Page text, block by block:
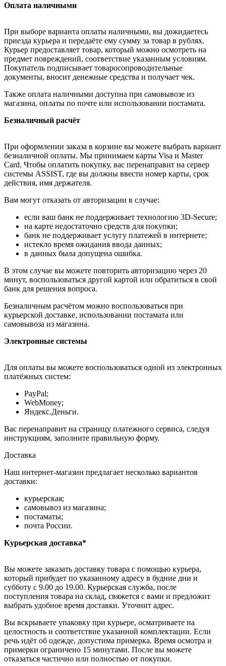
Оплата наличными
При выборе варианта оплаты наличными, вы дожидаетесь
приезда курьера и передаёте ему сумму за товар в рублях.
Курьер предоставляет товар, который можно осмотреть на
предмет повреждений, соответствие указанным условиям.
Покупатель подписывает товаросопроводительные
документы, вносит денежные средства и получает чек.
Также оплата наличными доступна при самовывозе из
магазина, оплаты по почте или использовании постамата.
Безналичный расчёт
При оформлении заказа в корзине вы можете выбрать вариант
безналичной оплаты. Мы принимаем карты Visa и Master
Card. Чтобы оплатить покупку, вас перенаправит на сервер
системы ASSIST, где вы должны ввести номер карты, срок
действия, имя держателя.
Вам могут отказать от авторизации в случае:
если ваш банк не поддерживает технологию 3D-Secure;
на карте недостаточно средств для покупки;
банк не поддерживает услугу платежей в интернете;
истекло время ожидания ввода данных;
в данных была допущена ошибка.
В этом случае вы можете повторить авторизацию через 20
минут, воспользоваться другой картой или обратиться в свой
банк для решения вопроса.
Безналичным расчётом можно воспользоваться при
курьерской доставке, использовании постамата или
самовывоза из магазина.
Электронные системы
Для оплаты вы можете воспользоваться одной из электронных
платёжных систем:
PayPal;
WebMoney;
Яндекс.Деньги.
Вас перенаправит на страницу платежного сервиса, следуя
инструкциям, заполните правильную форму.
Доставка
Наш интернет-магазин предлагает несколько вариантов
доставки:
курьерская;
самовывоз из магазина;
постаматы;
почта России.
Курьерская доставка*
Вы можете заказать доставку товара с помощью курьера,
который прибудет по указанному адресу в будние дни и
субботу с 9.00 до 19.00. Курьерская служба, после
поступления товара на склад, свяжется с вами и предложит
выбрать удобное время доставки. Уточнит адрес.
Вы вскрываете упаковку при курьере, осматриваете на
целостность и соответствие указанной комплектации. Если
речь идёт об одежде, допустима примерка. Время осмотра и
примерки ограничено 15 минутами. После вы можете
отказаться частично или полностью от покупки.